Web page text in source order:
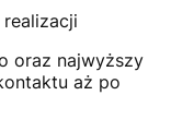
oraz najwyższy
aż po